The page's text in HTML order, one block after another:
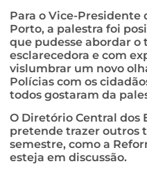
Para o Vice-Presidente
Porto, a palestra foi
que pudesse abordar o
esclarecedora e com
vislumbrar um novo
Polícias com os
todos gostaram da
O Diretório Central dos
pretende trazer outros
semestre, como a
esteja em discussão.